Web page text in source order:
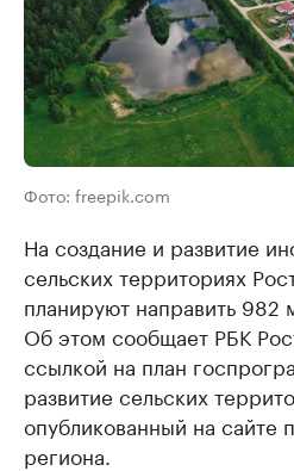
Фото: freepik.com
На создание и развитие
сельских территориях
планируют направить 982
Об этом сообщает РБК
ссылкой на план
развитие сельских
опубликованный на сайте
региона.